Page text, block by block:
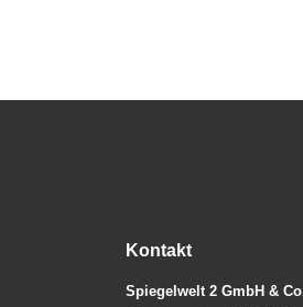
Kontakt
Spiegelwelt 2 GmbH &